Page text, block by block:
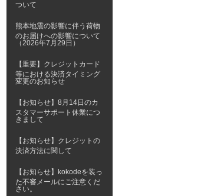
ついて
熊本地震の影響に伴う荷物
のお届けへの影響について
（2026年7月29日）
【重要】クレジットカード
等における決済タイミング
変更のお知らせ
【お知らせ】8月14日のカ
スタマーサポート休業につ
きまして
【お知らせ】クレジットの
決済方法に関して
【お知らせ】kokodeを装っ
た不審メールにご注意くだ
さい。